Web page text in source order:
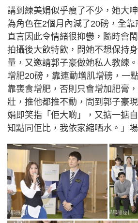
講到練美娟似乎瘦了不少，她大
為角色在2個月內減了20磅，全靠
直言因此令情緒很抑鬱，隨時會
拍攝後大飲特飲，問她不想保持
量，又邀請郭子豪做她私人教練
增肥20磅，靠連動增肌增磅，一
靠喪食增肥，否則只會增加肥膏
壯，推他都推不動，問到郭子豪
娟即笑指「佢大啲」，又掂一掂
知點同佢比，我依家縮哂水。」